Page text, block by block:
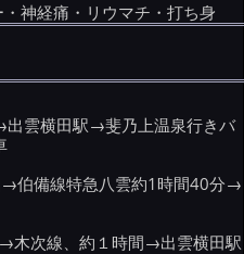
神経痛・リウマチ・打ち身
雲横田駅→斐乃上温泉行きバ
伯備線特急八雲約1時間40分→
次線、約１時間→出雲横田駅